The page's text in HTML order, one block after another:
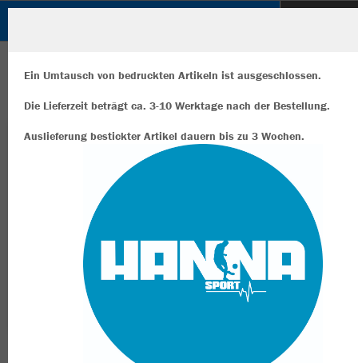
Ein Umtausch von bedruckten Artikeln ist ausgeschlossen.
Die Lieferzeit beträgt ca. 3-10 Werktage nach der Bestellung.
Auslieferung bestickter Artikel dauern bis zu 3 Wochen.
Wir verwenden Cookies
Durch die Analyse der Besucherdaten können wir dir personalisierte
Inhalte anzeigen und unsere Website verbessern. Weitere
zu den Cookies findest Du in den Einstellungen.
Alle ablehnen
mehr Infos